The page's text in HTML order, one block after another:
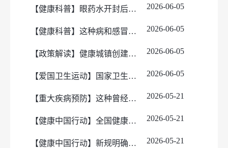
【健康科普】眼药水开封后超过这个时间，就不要再用了，没过保质期也不行！ 2026-06-05
【健康科普】这种病和感冒很像，但严重可致心衰，别不当回事！ 2026-06-05
【政策解读】健康城镇创建中的控烟内容和要求 2026-06-05
【爱国卫生运动】国家卫生健康委党组书记、主任雷海潮：开展爱国卫生运动加快建设健康中国 2026-06-05
【重大疾病预防】这种曾经很严重的传染病在我国已经“隐身”，但是在国外正在悄悄反扑！ 2026-05-21
【健康中国行动】全国健康城镇创建将以暗访形式考察控烟情况 2026-05-21
【健康中国行动】新规明确！新疆这些场所全面禁烟（含电子烟），所有人请遵守 2026-05-21